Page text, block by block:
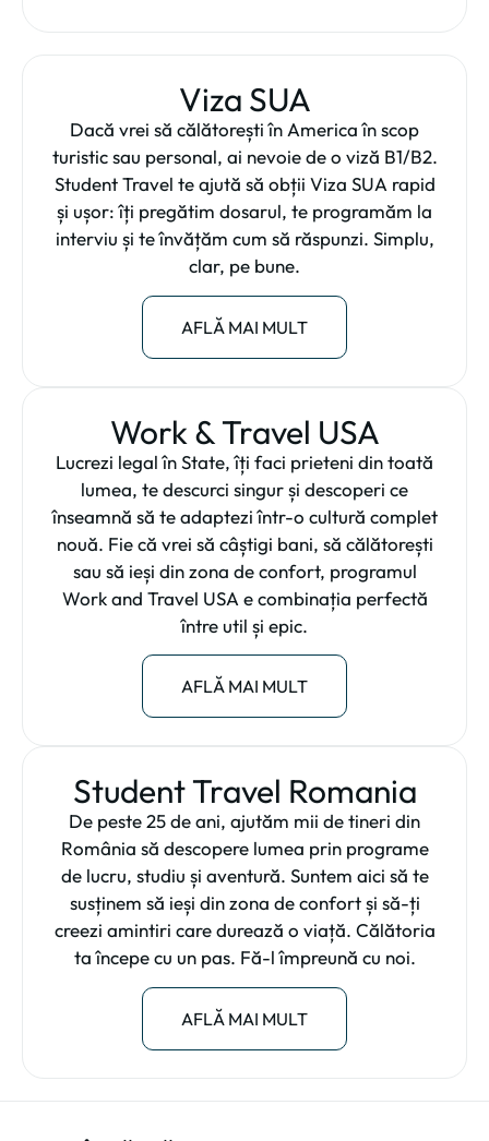
Viza SUA
Dacă vrei să călătorești în America în scop
turistic sau personal, ai nevoie de o viză B1/B2.
Student Travel te ajută să obții Viza SUA rapid
și ușor: îți pregătim dosarul, te programăm la
interviu și te învățăm cum să răspunzi. Simplu,
clar, pe bune.
AFLĂ MAI MULT
Work & Travel USA
Lucrezi legal în State, îți faci prieteni din toată
lumea, te descurci singur și descoperi ce
înseamnă să te adaptezi într-o cultură complet
nouă. Fie că vrei să câștigi bani, să călătorești
sau să ieși din zona de confort, programul
Work and Travel USA e combinația perfectă
între util și epic.
AFLĂ MAI MULT
Student Travel Romania
De peste 25 de ani, ajutăm mii de tineri din
România să descopere lumea prin programe
de lucru, studiu și aventură. Suntem aici să te
susținem să ieși din zona de confort și să-ți
creezi amintiri care durează o viață. Călătoria
ta începe cu un pas. Fă-l împreună cu noi.
AFLĂ MAI MULT